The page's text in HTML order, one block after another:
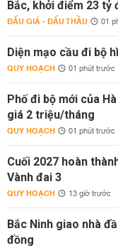
Bắc, khởi điểm 23 tỷ
ĐẤU GIÁ - ĐẤU THẦU 01
Diện mạo cầu đi bộ
QUY HOẠCH 01 phút trước
Phố đi bộ mới của
giá 2 triệu/tháng
QUY HOẠCH 01 phút trước
Cuối 2027 hoàn
Vành đai 3
QUY HOẠCH 13 giờ trước
Bắc Ninh giao nhà
đồng